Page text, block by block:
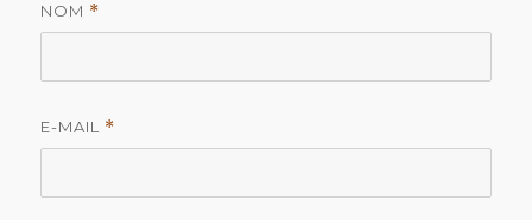
NOM *
E-MAIL *